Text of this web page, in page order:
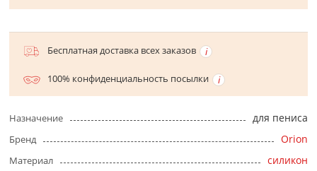
Бесплатная доставка всех заказов
100% конфиденциальность посылки
Назначение для пениса
Бренд Orion
Материал силикон